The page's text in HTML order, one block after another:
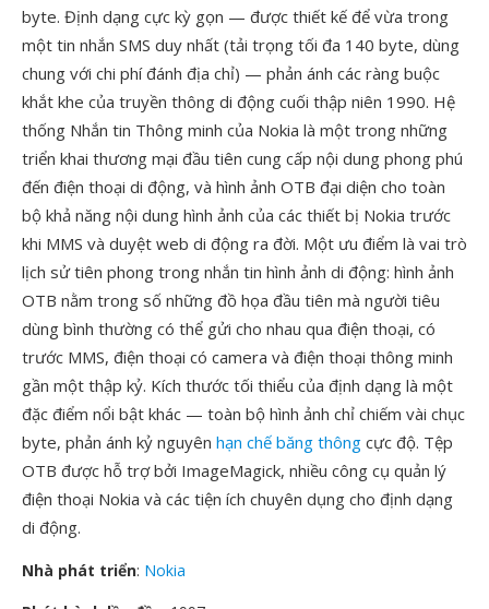
byte. Định dạng cực kỳ gọn — được thiết kế để vừa trong
một tin nhắn SMS duy nhất (tải trọng tối đa 140 byte, dùng
chung với chi phí đánh địa chỉ) — phản ánh các ràng buộc
khắt khe của truyền thông di động cuối thập niên 1990. Hệ
thống Nhắn tin Thông minh của Nokia là một trong những
triển khai thương mại đầu tiên cung cấp nội dung phong phú
đến điện thoại di động, và hình ảnh OTB đại diện cho toàn
bộ khả năng nội dung hình ảnh của các thiết bị Nokia trước
khi MMS và duyệt web di động ra đời. Một ưu điểm là vai trò
lịch sử tiên phong trong nhắn tin hình ảnh di động: hình ảnh
OTB nằm trong số những đồ họa đầu tiên mà người tiêu
dùng bình thường có thể gửi cho nhau qua điện thoại, có
trước MMS, điện thoại có camera và điện thoại thông minh
gần một thập kỷ. Kích thước tối thiểu của định dạng là một
đặc điểm nổi bật khác — toàn bộ hình ảnh chỉ chiếm vài chục
byte, phản ánh kỷ nguyên hạn chế băng thông cực độ. Tệp
OTB được hỗ trợ bởi ImageMagick, nhiều công cụ quản lý
điện thoại Nokia và các tiện ích chuyên dụng cho định dạng
di động.
Nhà phát triển: Nokia